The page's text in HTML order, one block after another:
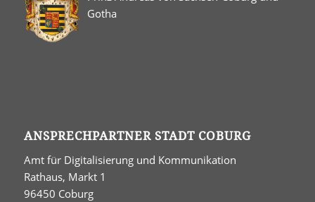
Gotha
ANSPRECHPARTNER STADT COBURG
Amt für Digitalisierung und Kommunikation
Rathaus, Markt 1
96450 Coburg